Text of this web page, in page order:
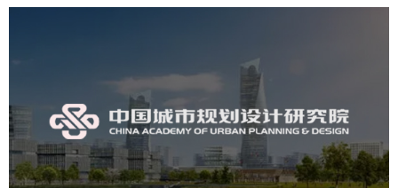
中国城市规划设计研究院
机构组织 国企 品牌官网 网站建设 网站设计